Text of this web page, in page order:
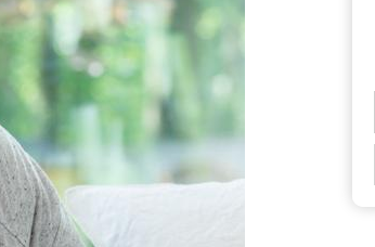
bientôt disparaître sans